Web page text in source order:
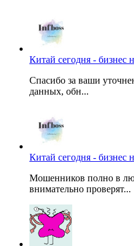
Китай сегодня - бизнес
Спасибо за ваши
данных, обн...
Китай сегодня - бизнес
Мошенников полно в
внимательно проверят...